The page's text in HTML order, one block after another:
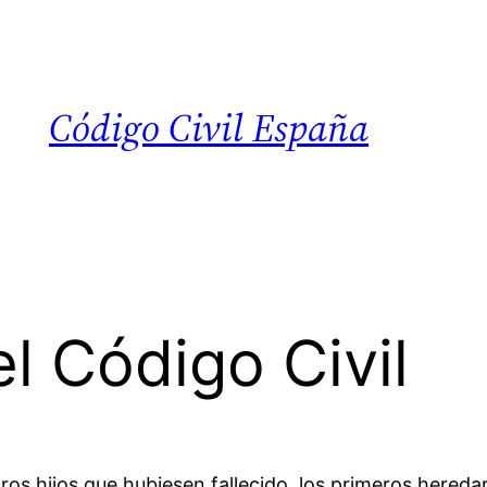
Código Civil España
Código Civil